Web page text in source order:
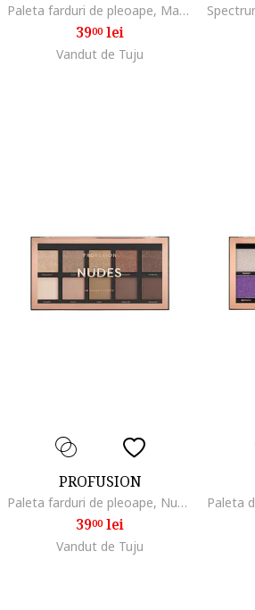
Paleta farduri de pleoape, Mauves, Multicolor
3900lei
Vandut de Tuju
PROFUSION
Paleta farduri de pleoape, Nudes, Multicolor
3900lei
Vandut de Tuju